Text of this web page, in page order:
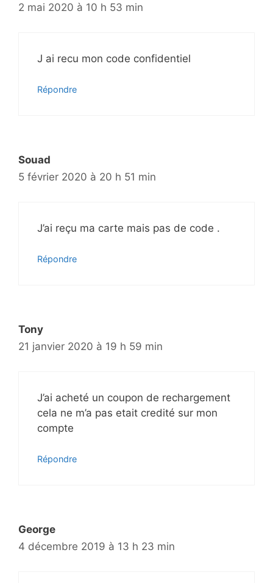
2 mai 2020 à 10 h 53 min
J ai recu mon code confidentiel
Répondre
Souad
5 février 2020 à 20 h 51 min
J’ai reçu ma carte mais pas de code .
Répondre
Tony
21 janvier 2020 à 19 h 59 min
J’ai acheté un coupon de rechargement
cela ne m’a pas etait credité sur mon
compte
Répondre
George
4 décembre 2019 à 13 h 23 min